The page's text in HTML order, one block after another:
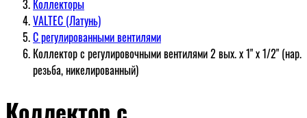
Коллекторы
VALTEC (Латунь)
С регулированными вентилями
Коллектор с регулировочными вентилями 2 вых. х 1" х 1/2" (нар.
резьба, никелированный)